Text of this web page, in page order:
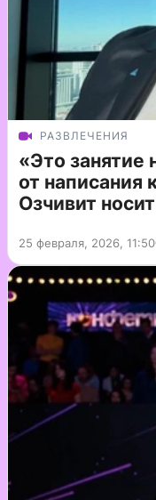
РАЗВЛЕЧЕНИЯ
«Это занятие
от написания
Озчивит
25 февраля, 2026, 11:50